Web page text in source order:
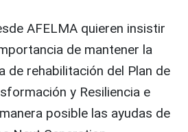
AFELMA quieren insistir
de mantener la
de rehabilitación del Plan de
y Resiliencia e
posible las ayudas de